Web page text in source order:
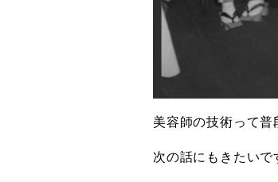
美容師の技術って
次の話にもきたいで